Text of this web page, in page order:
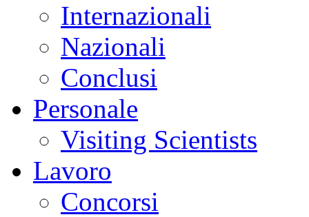
Internazionali
Nazionali
Conclusi
Personale
Visiting Scientists
Lavoro
Concorsi